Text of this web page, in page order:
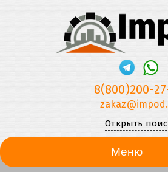
8(800)200-
Открыть
Меню